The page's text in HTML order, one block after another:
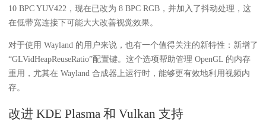
10 BPC YUV422，现在已改为 8 BPC RGB，并加入了抖动处理，这
在低带宽连接下可能大大改善视觉效果。
对于使用 Wayland 的用户来说，也有一个值得关注的新特性：新增了
“GLVidHeapReuseRatio”配置键。这个选项帮助管理 OpenGL 的内存
重用，尤其在 Wayland 合成器上运行时，能够更有效地利用视频内
存。
改进 KDE Plasma 和 Vulkan 支持